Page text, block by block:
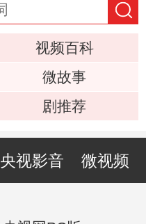
视频百科
微故事
剧推荐
央视影音 微视频